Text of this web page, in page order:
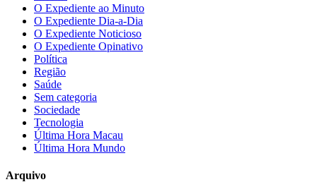
O Expediente ao Minuto
O Expediente Dia-a-Dia
O Expediente Noticioso
O Expediente Opinativo
Política
Região
Saúde
Sem categoria
Sociedade
Tecnologia
Última Hora Macau
Última Hora Mundo
Arquivo